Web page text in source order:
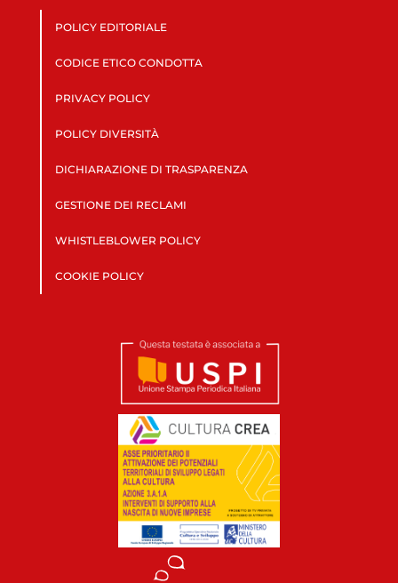
POLICY EDITORIALE
CODICE ETICO CONDOTTA
PRIVACY POLICY
POLICY DIVERSITÀ
DICHIARAZIONE DI TRASPARENZA
GESTIONE DEI RECLAMI
WHISTLEBLOWER POLICY
COOKIE POLICY